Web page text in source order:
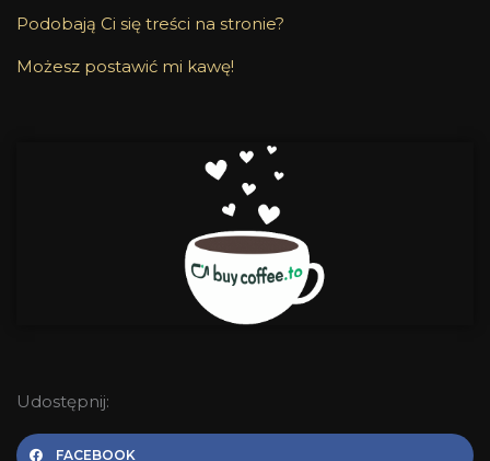
Podobają Ci się treści na stronie?
Możesz postawić mi kawę!
Udostępnij:
FACEBOOK